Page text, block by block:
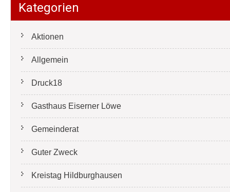
Kategorien
Aktionen
Allgemein
Druck18
Gasthaus Eiserner Löwe
Gemeinderat
Guter Zweck
Kreistag Hildburghausen